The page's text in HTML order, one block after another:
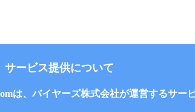
サービス提供について
は、バイヤーズ株式会社が運営するサービ